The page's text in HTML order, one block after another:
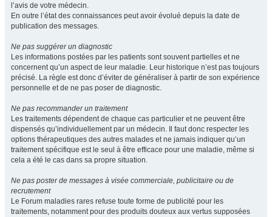
l’avis de votre médecin.
En outre l’état des connaissances peut avoir évolué depuis la date de
publication des messages.
Ne pas suggérer un diagnostic
Les informations postées par les patients sont souvent partielles et ne
concernent qu’un aspect de leur maladie. Leur historique n’est pas toujours
précisé. La règle est donc d’éviter de généraliser à partir de son expérience
personnelle et de ne pas poser de diagnostic.
Ne pas recommander un traitement
Les traitements dépendent de chaque cas particulier et ne peuvent être
dispensés qu’individuellement par un médecin. Il faut donc respecter les
options thérapeutiques des autres malades et ne jamais indiquer qu’un
traitement spécifique est le seul à être efficace pour une maladie, même si
cela a été le cas dans sa propre situation.
Ne pas poster de messages à visée commerciale, publicitaire ou de
recrutement
Le Forum maladies rares refuse toute forme de publicité pour les
traitements, notamment pour des produits douteux aux vertus supposées